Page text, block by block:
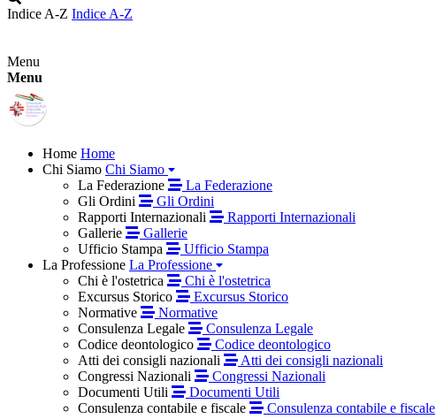
Indice A-Z Indice A-Z
Menu
Menu
Home Home
Chi Siamo Chi Siamo
La Federazione
La Federazione
Gli Ordini
Gli Ordini
Rapporti Internazionali
Rapporti Internazionali
Gallerie
Gallerie
Ufficio Stampa
Ufficio Stampa
La Professione La Professione
Chi è l'ostetrica
Chi è l'ostetrica
Excursus Storico
Excursus Storico
Normative
Normative
Consulenza Legale
Consulenza Legale
Codice deontologico
Codice deontologico
Atti dei consigli nazionali
Atti dei consigli nazionali
Congressi Nazionali
Congressi Nazionali
Documenti Utili
Documenti Utili
Consulenza contabile e fiscale
Consulenza contabile e fiscale